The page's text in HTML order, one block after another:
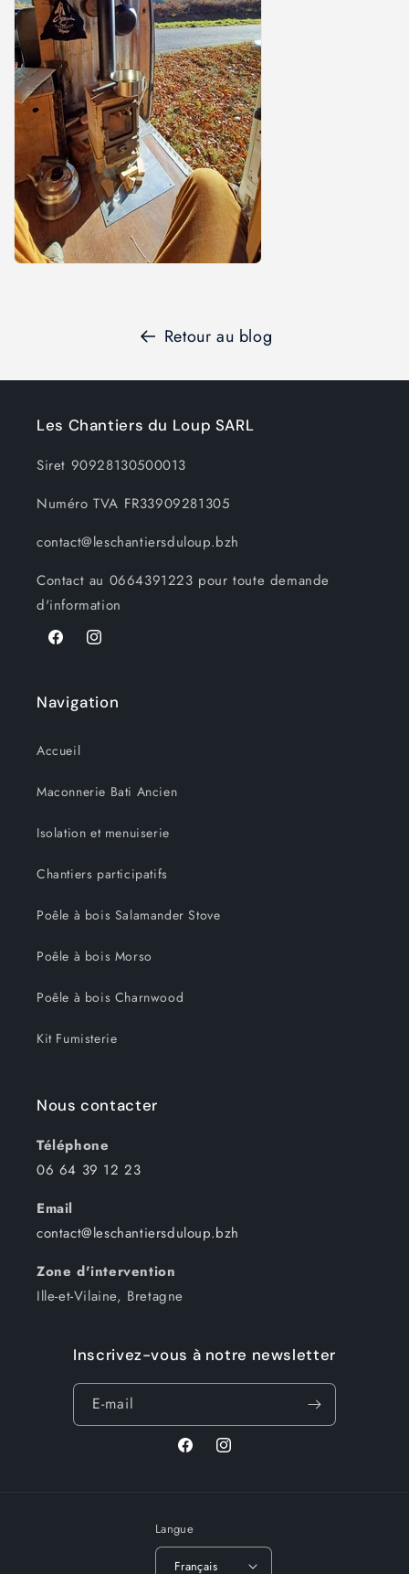
Retour au blog
Les Chantiers du Loup SARL
Siret 90928130500013
Numéro TVA FR33909281305
contact@leschantiersduloup.bzh
Contact au 0664391223 pour toute demande
d'information
FacebookInstagram
Navigation
Accueil
Maconnerie Bati Ancien
Isolation et menuiserie
Chantiers participatifs
Poêle à bois Salamander Stove
Poêle à bois Morso
Poêle à bois Charnwood
Kit Fumisterie
Nous contacter
Téléphone
06 64 39 12 23
Email
contact@leschantiersduloup.bzh
Zone d'intervention
Ille-et-Vilaine, Bretagne
Inscrivez-vous à notre newsletter
E-mail
FacebookInstagram
Langue
Français